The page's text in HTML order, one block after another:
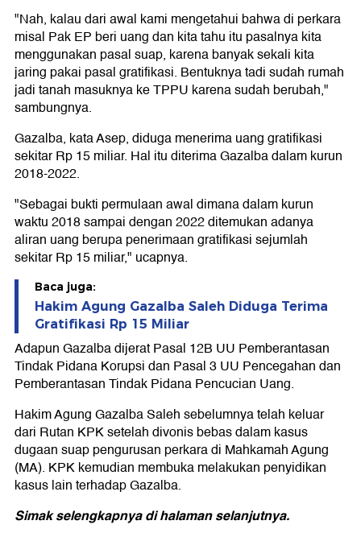
"Nah, kalau dari awal kami mengetahui bahwa di perkara
misal Pak EP beri uang dan kita tahu itu pasalnya kita
menggunakan pasal suap, karena banyak sekali kita
jaring pakai pasal gratifikasi. Bentuknya tadi sudah rumah
jadi tanah masuknya ke TPPU karena sudah berubah,"
sambungnya.
Gazalba, kata Asep, diduga menerima uang gratifikasi
sekitar Rp 15 miliar. Hal itu diterima Gazalba dalam kurun
2018-2022.
"Sebagai bukti permulaan awal dimana dalam kurun
waktu 2018 sampai dengan 2022 ditemukan adanya
aliran uang berupa penerimaan gratifikasi sejumlah
sekitar Rp 15 miliar," ucapnya.
Baca juga:
Hakim Agung Gazalba Saleh Diduga Terima
Gratifikasi Rp 15 Miliar
Adapun Gazalba dijerat Pasal 12B UU Pemberantasan
Tindak Pidana Korupsi dan Pasal 3 UU Pencegahan dan
Pemberantasan Tindak Pidana Pencucian Uang.
Hakim Agung Gazalba Saleh sebelumnya telah keluar
dari Rutan KPK setelah divonis bebas dalam kasus
dugaan suap pengurusan perkara di Mahkamah Agung
(MA). KPK kemudian membuka melakukan penyidikan
kasus lain terhadap Gazalba.
Simak selengkapnya di halaman selanjutnya.